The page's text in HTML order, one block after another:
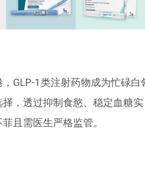
GLP-1类注射药物成为忙碌白
，透过抑制食慾、稳定血糖实
且需医生严格监管。